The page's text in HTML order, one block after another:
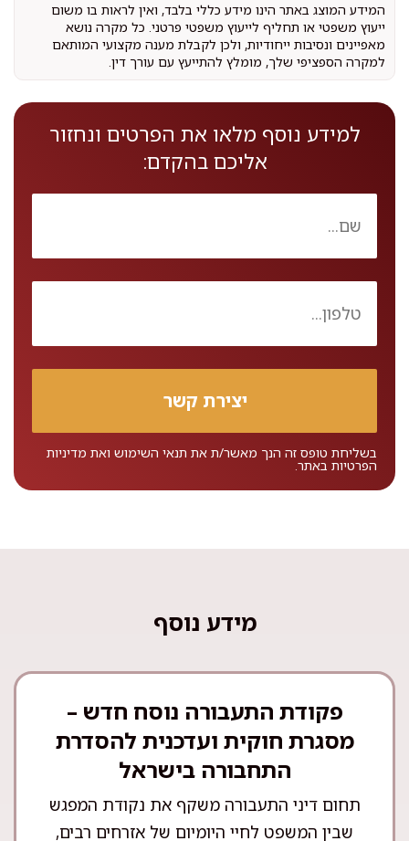
המידע המוצג באתר הינו מידע כללי בלבד, ואין לראות בו משום
ייעוץ משפטי או תחליף לייעוץ משפטי פרטני. כל מקרה נושא
מאפיינים ונסיבות ייחודיות, ולכן לקבלת מענה מקצועי המותאם
למקרה הספציפי שלך, מומלץ להתייעץ עם עורך דין.
למידע נוסף מלאו את הפרטים ונחזור
אליכם בהקדם:
בשליחת טופס זה הנך מאשר/ת את תנאי השימוש ואת מדיניות
הפרטיות באתר.
מידע נוסף
פקודת התעבורה נוסח חדש –
מסגרת חוקית ועדכנית להסדרת
התחבורה בישראל
תחום דיני התעבורה משקף את נקודת המפגש
שבין המשפט לחיי היומיום של אזרחים רבים,